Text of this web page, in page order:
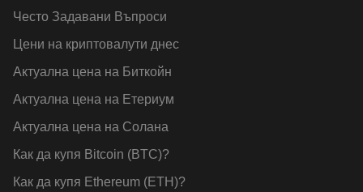
Често Задавани Въпроси
Цени на криптовалути днес
Актуална цена на Биткойн
Актуална цена на Етериум
Актуална цена на Солана
Как да купя Bitcoin (BTC)?
Как да купя Ethereum (ETH)?